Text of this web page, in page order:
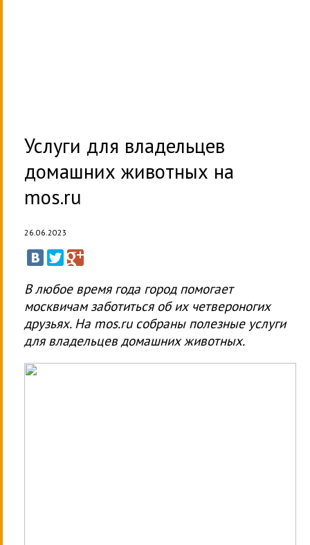
Услуги для владельцев
домашних животных на
mos.ru
26.06.2023
В любое время года город помогает
москвичам заботиться об их четвероногих
друзьях. На mos.ru собраны полезные услуги
для владельцев домашних животных.